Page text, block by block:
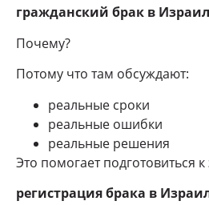
гражданский брак в
Почему?
Потому что там обсуждают:
реальные сроки
реальные ошибки
реальные решения
Это помогает подготовиться к
регистрация брака в